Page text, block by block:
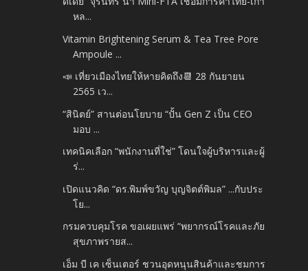
หล...
Vitamin Brightening Serum & Tea Tree Pore
Ampoule ...
📣 เที่ยวเมืองไทยให้หายคิดถึง📆 28 กันยายน
2565 เว...
“สินิตย์” สานต่อนโยบาย “ปั้น Gen Z เป็น CEO
มอบ ...
เทคนิคเลือก “พนักงานที่ใช่” โดนใจผู้บริหารและผู้
ร่...
เปิดแนวคิด “ดร.พิมพ์ขวัญ บุญจิตต์พิมล” ...กับประ
โย...
กรมควบคุมโรค ขอเผยแพร่ “พยากรณ์โรคและภัย
สุขภาพรายส...
เอ็ม บี เค เซ็นเตอร์ ชวนอุดหนุนสินค้าและชมการ